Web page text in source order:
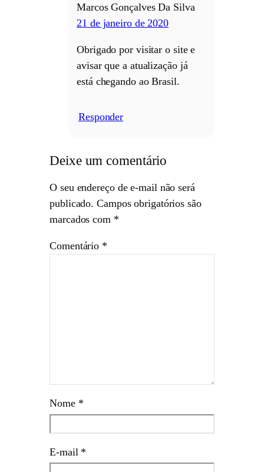
Marcos Gonçalves Da Silva
21 de janeiro de 2020
Obrigado por visitar o site e
avisar que a atualização já
está chegando ao Brasil.
Responder
Deixe um comentário
O seu endereço de e-mail não será
publicado. Campos obrigatórios são
marcados com *
Comentário *
Nome *
E-mail *